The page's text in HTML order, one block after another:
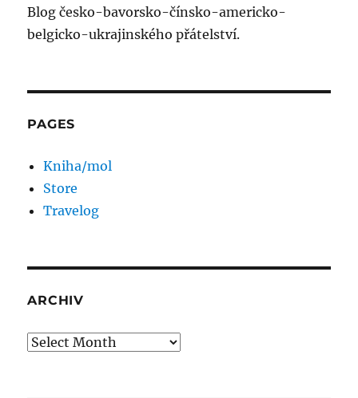
Blog česko-bavorsko-čínsko-americko-
belgicko-ukrajinského přátelství.
PAGES
Kniha/mol
Store
Travelog
ARCHIV
Archiv